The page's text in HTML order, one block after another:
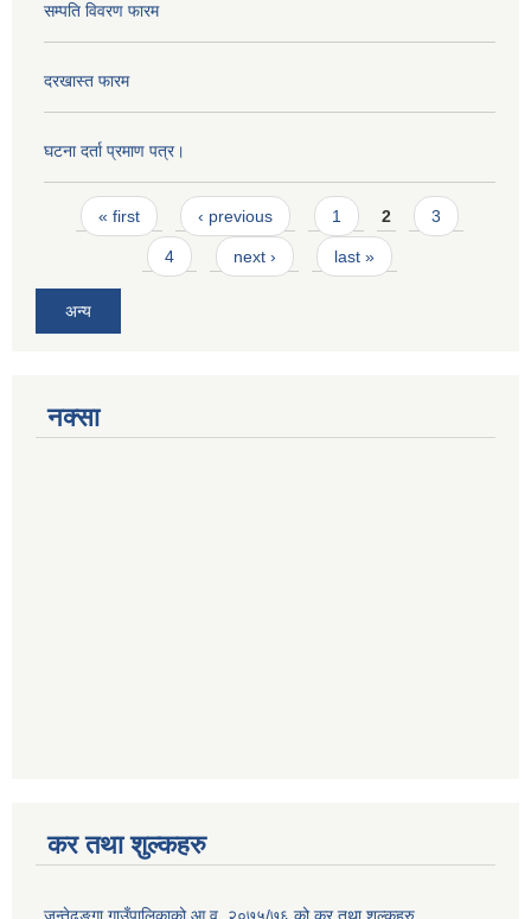
सम्पति विवरण फारम
दरखास्त फारम
घटना दर्ता प्रमाण पत्र।
Pages
« first ‹ previous 1 2 3
4 next › last »
अन्य
नक्सा
कर तथा शुल्कहरु